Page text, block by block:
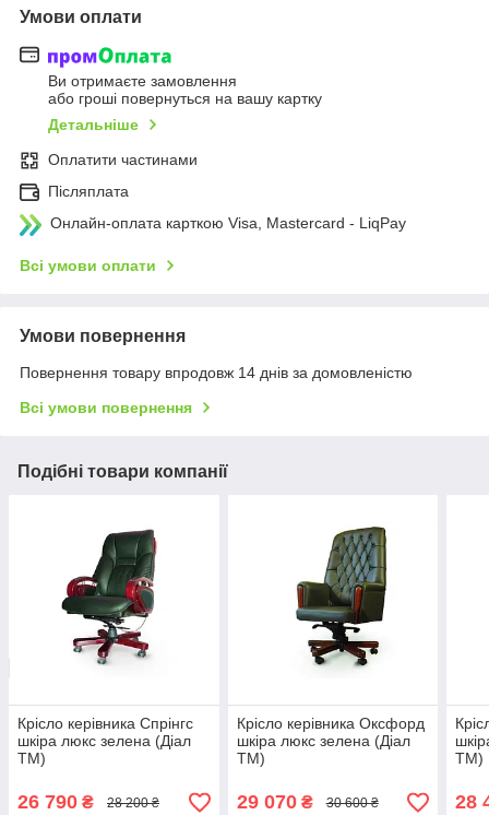
Умови оплати
Ви отримаєте замовлення
або гроші повернуться на вашу картку
Детальніше
Оплатити частинами
Післяплата
Онлайн-оплата карткою Visa, Mastercard - LiqPay
Всі умови оплати
Умови повернення
Повернення товару впродовж 14 днів за домовленістю
Всі умови повернення
Подібні товари компанії
Крісло керівника Спрінгс
шкіра люкс зелена (Діал
ТМ)
26 790 ₴ 28 200 ₴
Крісло керівника Оксфорд
шкіра люкс зелена (Діал
ТМ)
29 070₴ 30 600 ₴
ТМ)
28